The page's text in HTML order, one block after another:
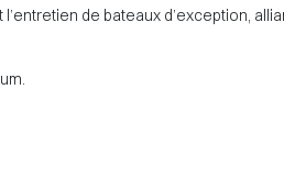
de bateaux d’exception,